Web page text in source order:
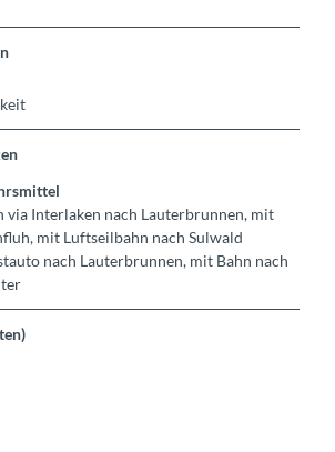
Interlaken nach Lauterbrunnen, mit
mit Luftseilbahn nach Sulwald
nach Lauterbrunnen, mit Bahn nach